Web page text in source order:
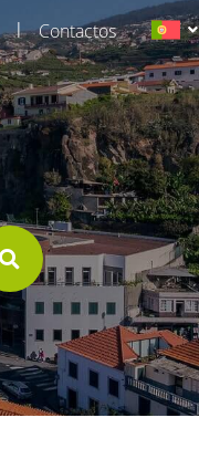
| Contactos